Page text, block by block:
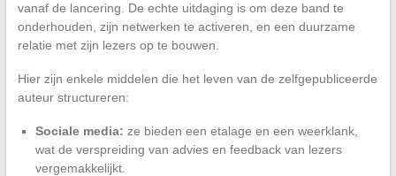
vanaf de lancering. De echte uitdaging is om deze band te
onderhouden, zijn netwerken te activeren, en een duurzame
relatie met zijn lezers op te bouwen.
Hier zijn enkele middelen die het leven van de zelfgepubliceerde
auteur structureren:
Sociale media: ze bieden een etalage en een weerklank,
wat de verspreiding van advies en feedback van lezers
vergemakkelijkt.